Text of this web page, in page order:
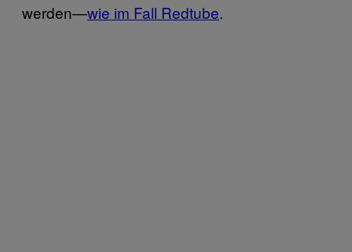
werden—wie im Fall Redtube.